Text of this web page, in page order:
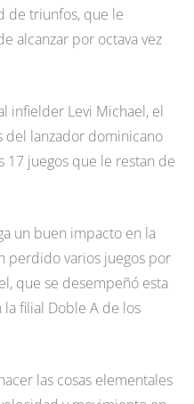
de triunfos, que le
alcanzar por octava vez
infielder Levi Michael, el
del lanzador dominicano
17 juegos que le restan de
un buen impacto en la
perdido varios juegos por
que se desempeñó esta
filial Doble A de los
las cosas elementales